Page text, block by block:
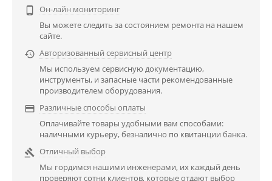

Он-лайн мониторинг
Вы можете следить за состоянием ремонта на нашем
сайте.
 Авторизованный сервисный центр
Мы используем сервисную документацию,
инструменты, и запасные части рекомендованные
производителем оборудования.
 Различные способы оплаты
Оплачивайте товары удобными вам способами:
наличными курьеру, безналично по квитанции банка.
 Отличный выбор
Мы гордимся нашими инженерами, их каждый день
проверяют сотни клиентов, которые отдают выбор